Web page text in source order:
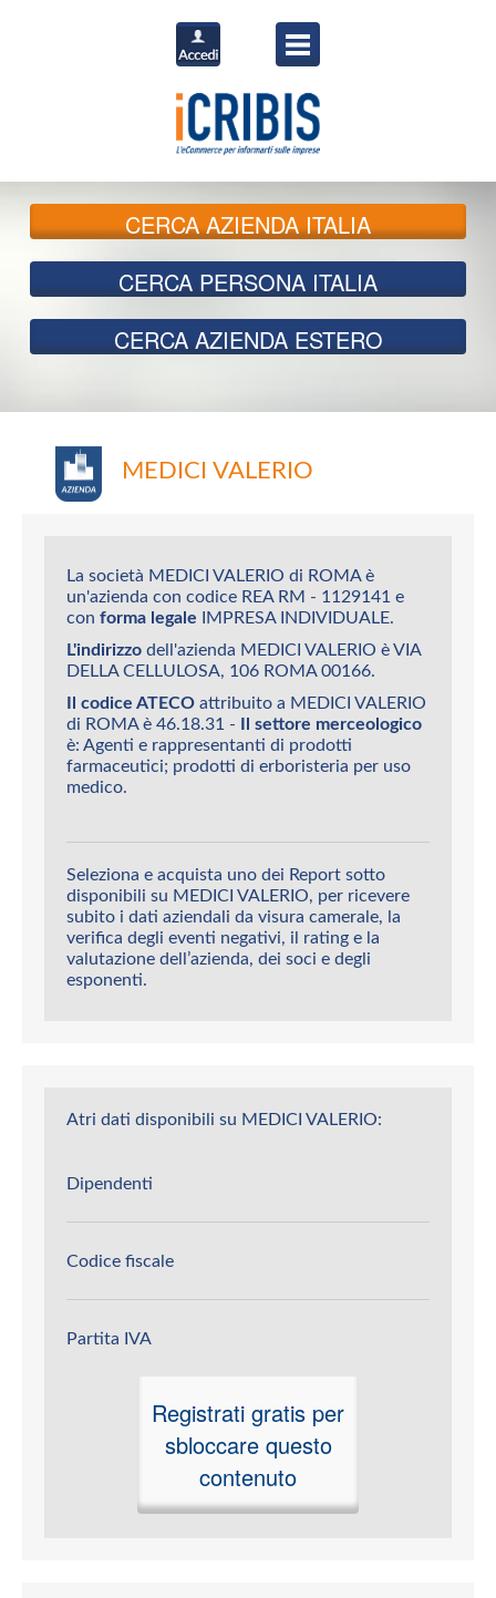
CERCAAZIENDA ITALIA
CERCA PERSONA ITALIA
CERCA AZIENDA ESTERO
MEDICI VALERIO
La società MEDICI VALERIO di ROMA è
un'azienda con codice REA RM - 1129141 e
con forma legale IMPRESA INDIVIDUALE.
L'indirizzo dell'azienda MEDICI VALERIO è VIA
DELLA CELLULOSA, 106 ROMA 00166.
Il codice ATECO attribuito a MEDICI VALERIO
di ROMA è 46.18.31 - Il settore merceologico
è: Agenti e rappresentanti di prodotti
farmaceutici; prodotti di erboristeria per uso
medico.
Seleziona e acquista uno dei Report sotto
disponibili su MEDICI VALERIO, per ricevere
subito i dati aziendali da visura camerale, la
verifica degli eventi negativi, il rating e la
valutazione dell’azienda, dei soci e degli
esponenti.
Atri dati disponibili su MEDICI VALERIO:
Dipendenti
Codice fiscale
Partita IVA
Registrati gratis per
sbloccare questo
contenuto